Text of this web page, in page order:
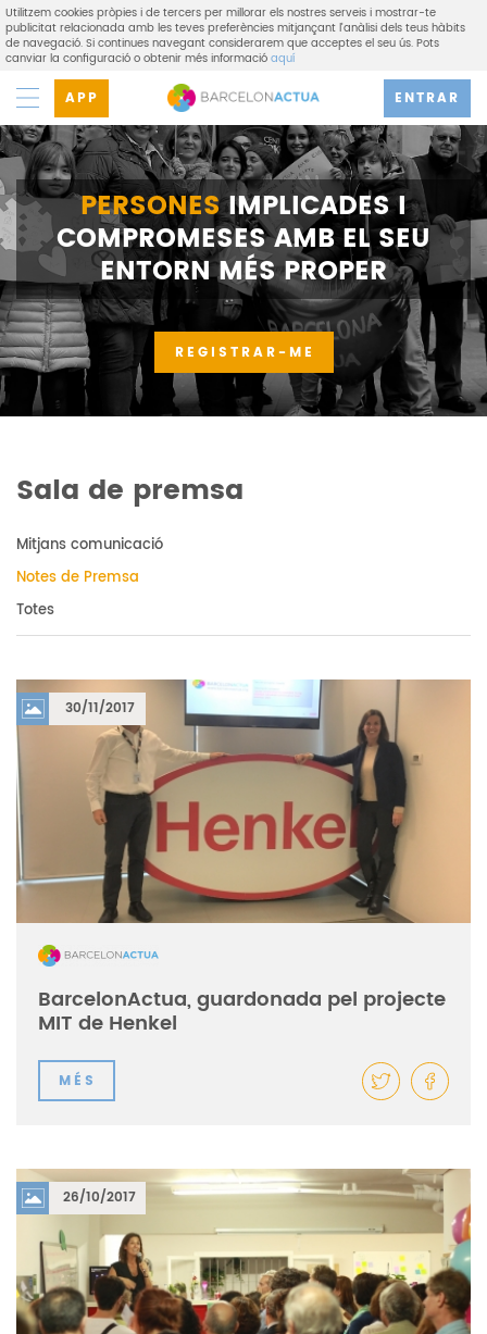
Utilitzem cookies pròpies i de tercers per millorar els nostres serveis i mostrar-te
publicitat relacionada amb les teves preferències mitjançant l'anàlisi dels teus hàbits
de navegació. Si continues navegant considerarem que acceptes el seu ús. Pots
canviar la configuració o obtenir més informacióaquí
APP ENTRAR
PERSONESIMPLICADES I
COMPROMESES AMB EL SEU
ENTORN MÉS PROPER
REGISTRAR-ME
Sala de premsa
Mitjans comunicació
Notes de Premsa
Totes
30/11/2017
BarcelonActua, guardonada pel projecte
MIT de Henkel
MÉS
26/10/2017